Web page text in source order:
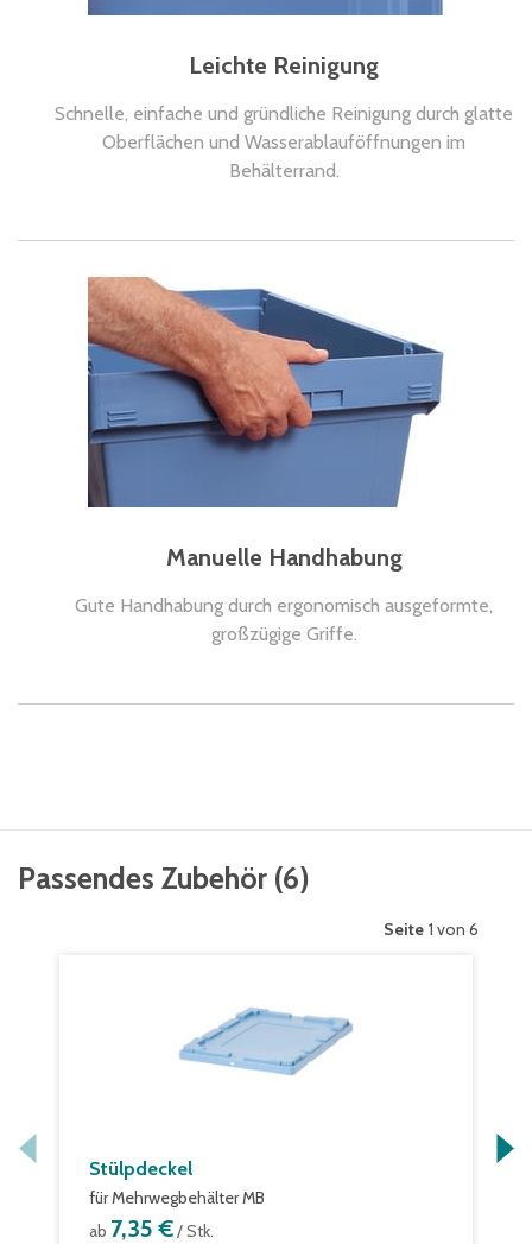
Leichte Reinigung
Schnelle, einfache und gründliche Reinigung durch glatte
Oberflächen und Wasserablauföffnungen im
Behälterrand.
Manuelle Handhabung
Gute Handhabung durch ergonomisch ausgeformte,
großzügige Griffe.
Passendes Zubehör (6)
Seite 1 von 6
Stülpdeckel
für Mehrwegbehälter MB
ab 7,35 €/ Stk.